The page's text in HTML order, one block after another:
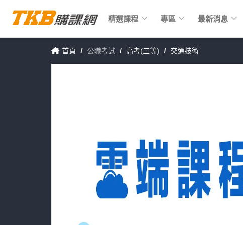
首頁 / 公職考試 / 高考(三等) / 交通技術
精選課程 keyboard_arrow_down 專區 keyboard_arrow_down 最新消息 keyboard_arrow_down